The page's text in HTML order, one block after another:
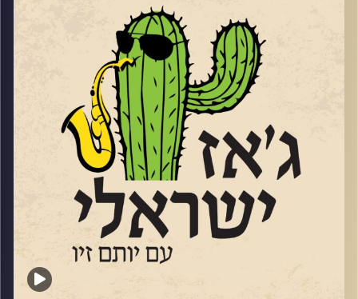
https://live.tickchak.co.il/hkYxOYkno
של להבים. פסטיבל משובח ומגוון שמובילה אורלי שטרן
המנהלת האומנותית של מועדון הג'ז המקומי. שוחחנו עם אורלי
על הפסטיבל ועל אתגרי הג'ז בדרום.
הפסטיבל יארח כמה ממוזיקאי הג'ז הבולטים של ישראל,
לרבות: עומרי מור, גיא מינטוס, מתן קליין, שי זלמן, קווינטה
אנסמבל ועוד. בפסטיבל ישולבו גם הופעות של הרכבים
צעירים מכל רחבי הארץ. בין היתר יופיעו: הביג בנד של עומר,
שמשלב נגנים צעירים מצטיינים, עם בוגרים ומוריהם. ההרכב
של תלמה ילין בגבעתיים (יחוזק עם מתופף מנתיבות), רביעיית
גלעד אהרון מעמק האלה והרכב צעיר מקונסרבטוריון שטריקר
בתל אביב. הכניסה לכל הופעות ההרכבים הצעירים – חופשית,
כמיטב המסורת של פסטיבל הג'אז בלהבים.